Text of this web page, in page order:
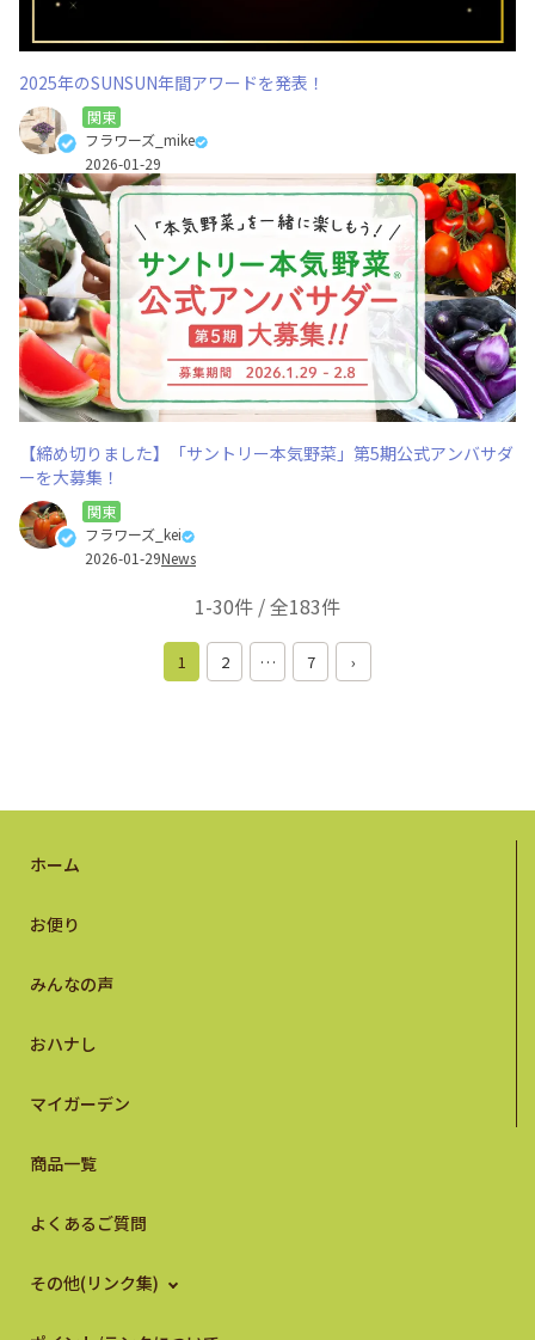
2025年のSUNSUN年間アワードを発表！
関東
フラワーズ_mike
2026-01-29
【締め切りました】「サントリー本気野菜」第5期公式アンバサダ
ーを大募集！
関東
フラワーズ_kei
2026-01-29News
1-30件 / 全183件
1 2 … 7 ›
ホーム
お便り
みんなの声
おハナし
マイガーデン
商品一覧
よくあるご質問
その他(リンク集)